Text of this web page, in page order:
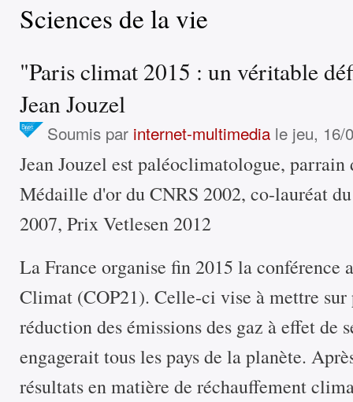
Sciences de la vie
"Paris climat 2015 : un véritable
Jean Jouzel
Soumis par internet-multimedia le jeu, 16/
Jean Jouzel est paléoclimatologue,
Médaille d'or du CNRS 2002, co-lauréat
2007, Prix Vetlesen 2012
La France organise fin 2015 la conférence
Climat (COP21). Celle-ci vise à mettre sur
réduction des émissions des gaz à effet de
engagerait tous les pays de la planète.
résultats en matière de réchauffement